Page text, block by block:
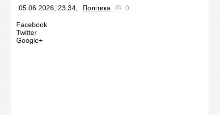
05.06.2026, 23:34, Політика 0
Facebook
Twitter
Google+